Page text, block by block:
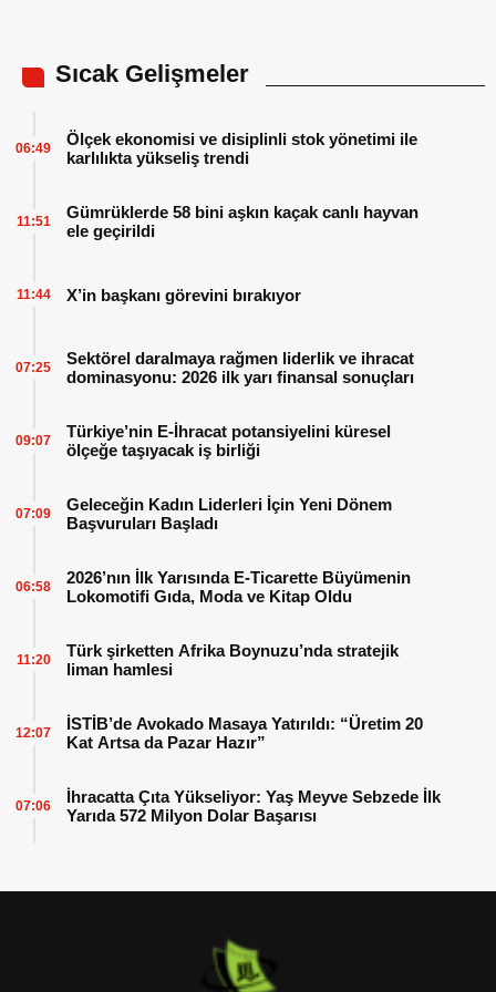
Sıcak Gelişmeler
Ölçek ekonomisi ve disiplinli stok yönetimi ile
karlılıkta yükseliş trendi
06:49
Gümrüklerde 58 bini aşkın kaçak canlı hayvan
ele geçirildi
11:51
X’in başkanı görevini bırakıyor
11:44
Sektörel daralmaya rağmen liderlik ve ihracat
dominasyonu: 2026 ilk yarı finansal sonuçları
07:25
Türkiye’nin E-İhracat potansiyelini küresel
ölçeğe taşıyacak iş birliği
09:07
Geleceğin Kadın Liderleri İçin Yeni Dönem
Başvuruları Başladı
07:09
2026’nın İlk Yarısında E-Ticarette Büyümenin
Lokomotifi Gıda, Moda ve Kitap Oldu
06:58
Türk şirketten Afrika Boynuzu’nda stratejik
liman hamlesi
11:20
İSTİB’de Avokado Masaya Yatırıldı: “Üretim 20
Kat Artsa da Pazar Hazır”
12:07
İhracatta Çıta Yükseliyor: Yaş Meyve Sebzede İlk
Yarıda 572 Milyon Dolar Başarısı
07:06